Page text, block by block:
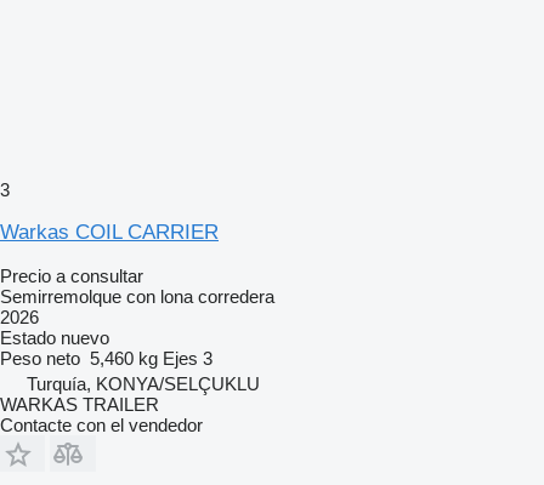
3
Warkas COIL CARRIER
Precio a consultar
Semirremolque con lona corredera
2026
Estado nuevo
Peso neto 5,460 kg Ejes 3
Turquía, KONYA/SELÇUKLU
WARKAS TRAILER
Contacte con el vendedor